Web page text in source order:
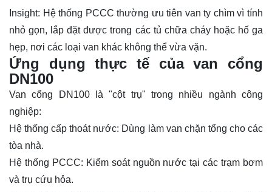
Insight: Hệ thống PCCC thường ưu tiên van ty chìm vì tính
nhỏ gọn, lắp đặt được trong các tủ chữa cháy hoặc hố ga
hẹp, nơi các loại van khác không thể vừa vặn.
Ứng dụng thực tế của van cổng
DN100
Van cổng DN100 là "cột trụ" trong nhiều ngành công
nghiệp:
Hệ thống cấp thoát nước: Dùng làm van chặn tổng cho các
tòa nhà.
Hệ thống PCCC: Kiểm soát nguồn nước tại các trạm bơm
và trụ cứu hỏa.